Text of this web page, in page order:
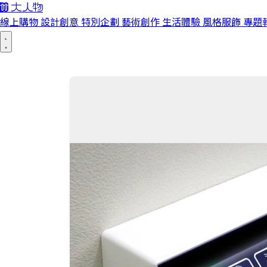
線上購物 設計創意 特別企劃 藝術創作 生活體驗 風格服飾 專題